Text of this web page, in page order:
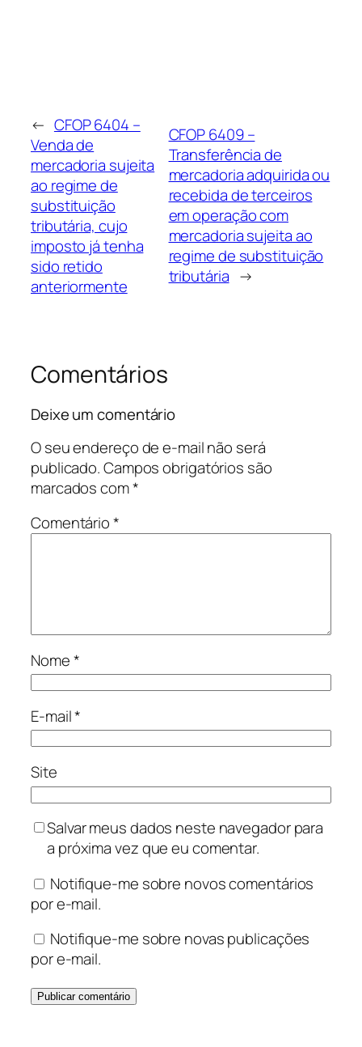
← CFOP 6404 –
Venda de
mercadoria sujeita
ao regime de
substituição
tributária, cujo
imposto já tenha
sido retido
anteriormente
CFOP 6409 –
Transferência de
mercadoria adquirida ou
recebida de terceiros
em operação com
mercadoria sujeita ao
regime de substituição
tributária →
Comentários
Deixe um comentário
O seu endereço de e-mail não será
publicado.Campos obrigatórios são
marcados com*
Comentário*
Nome*
E-mail*
Site
Salvar meus dados neste navegador para
a próxima vez que eu comentar.
Notifique-me sobre novos comentários
por e-mail.
Notifique-me sobre novas publicações
por e-mail.